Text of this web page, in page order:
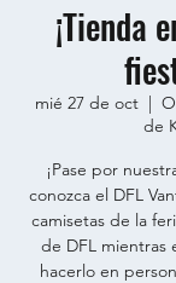
¡Tienda
mié 27 de oct
  |
de
¡Pase por
conozca el DFL
camisetas de la
de DFL mientras
hacerlo en